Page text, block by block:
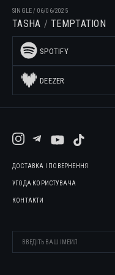
SINGLE/ 06/06/2025
TASHA TEMPTATION
SPOTIFY
DEEZER
ДОСТАВКА І ПОВЕРНЕННЯ
УГОДА КОРИСТУВАЧА
КОНТАКТИ